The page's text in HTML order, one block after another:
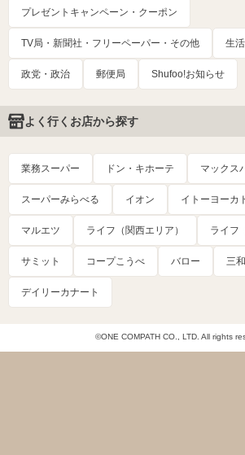
プレゼントキャンペーン・クーポン
TV局・新聞社・フリーペーパー・その他 生
政党・政治 郵便局 Shufoo!お知らせ
よく行くお店から探す
業務スーパー ドン・キホーテ マックス
スーパーみらべる イオン イトーヨーカ
マルエツ ライフ（関西エリア） ライフ
サミット コープこうべ バロー 三和
デイリーカナート
©ONE COMPATH CO., LTD. All rights